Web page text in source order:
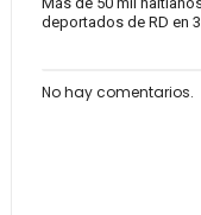
deportados de RD en
No hay comentarios.